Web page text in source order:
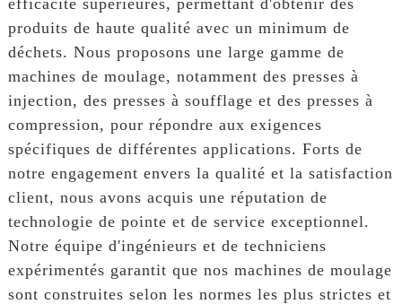
produits de haute qualité avec un minimum de
déchets. Nous proposons une large gamme de
machines de moulage, notamment des presses à
injection, des presses à soufflage et des presses à
compression, pour répondre aux exigences
spécifiques de différentes applications. Forts de
notre engagement envers la qualité et la satisfaction
client, nous avons acquis une réputation de
technologie de pointe et de service exceptionnel.
Notre équipe d'ingénieurs et de techniciens
expérimentés garantit que nos machines de moulage
sont construites selon les normes les plus strictes et